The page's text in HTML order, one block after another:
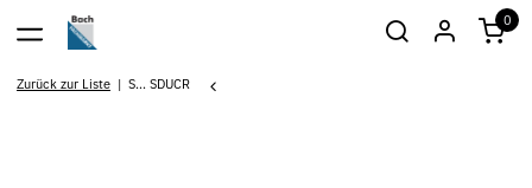
0
Zurück zur Liste S... SDUCR